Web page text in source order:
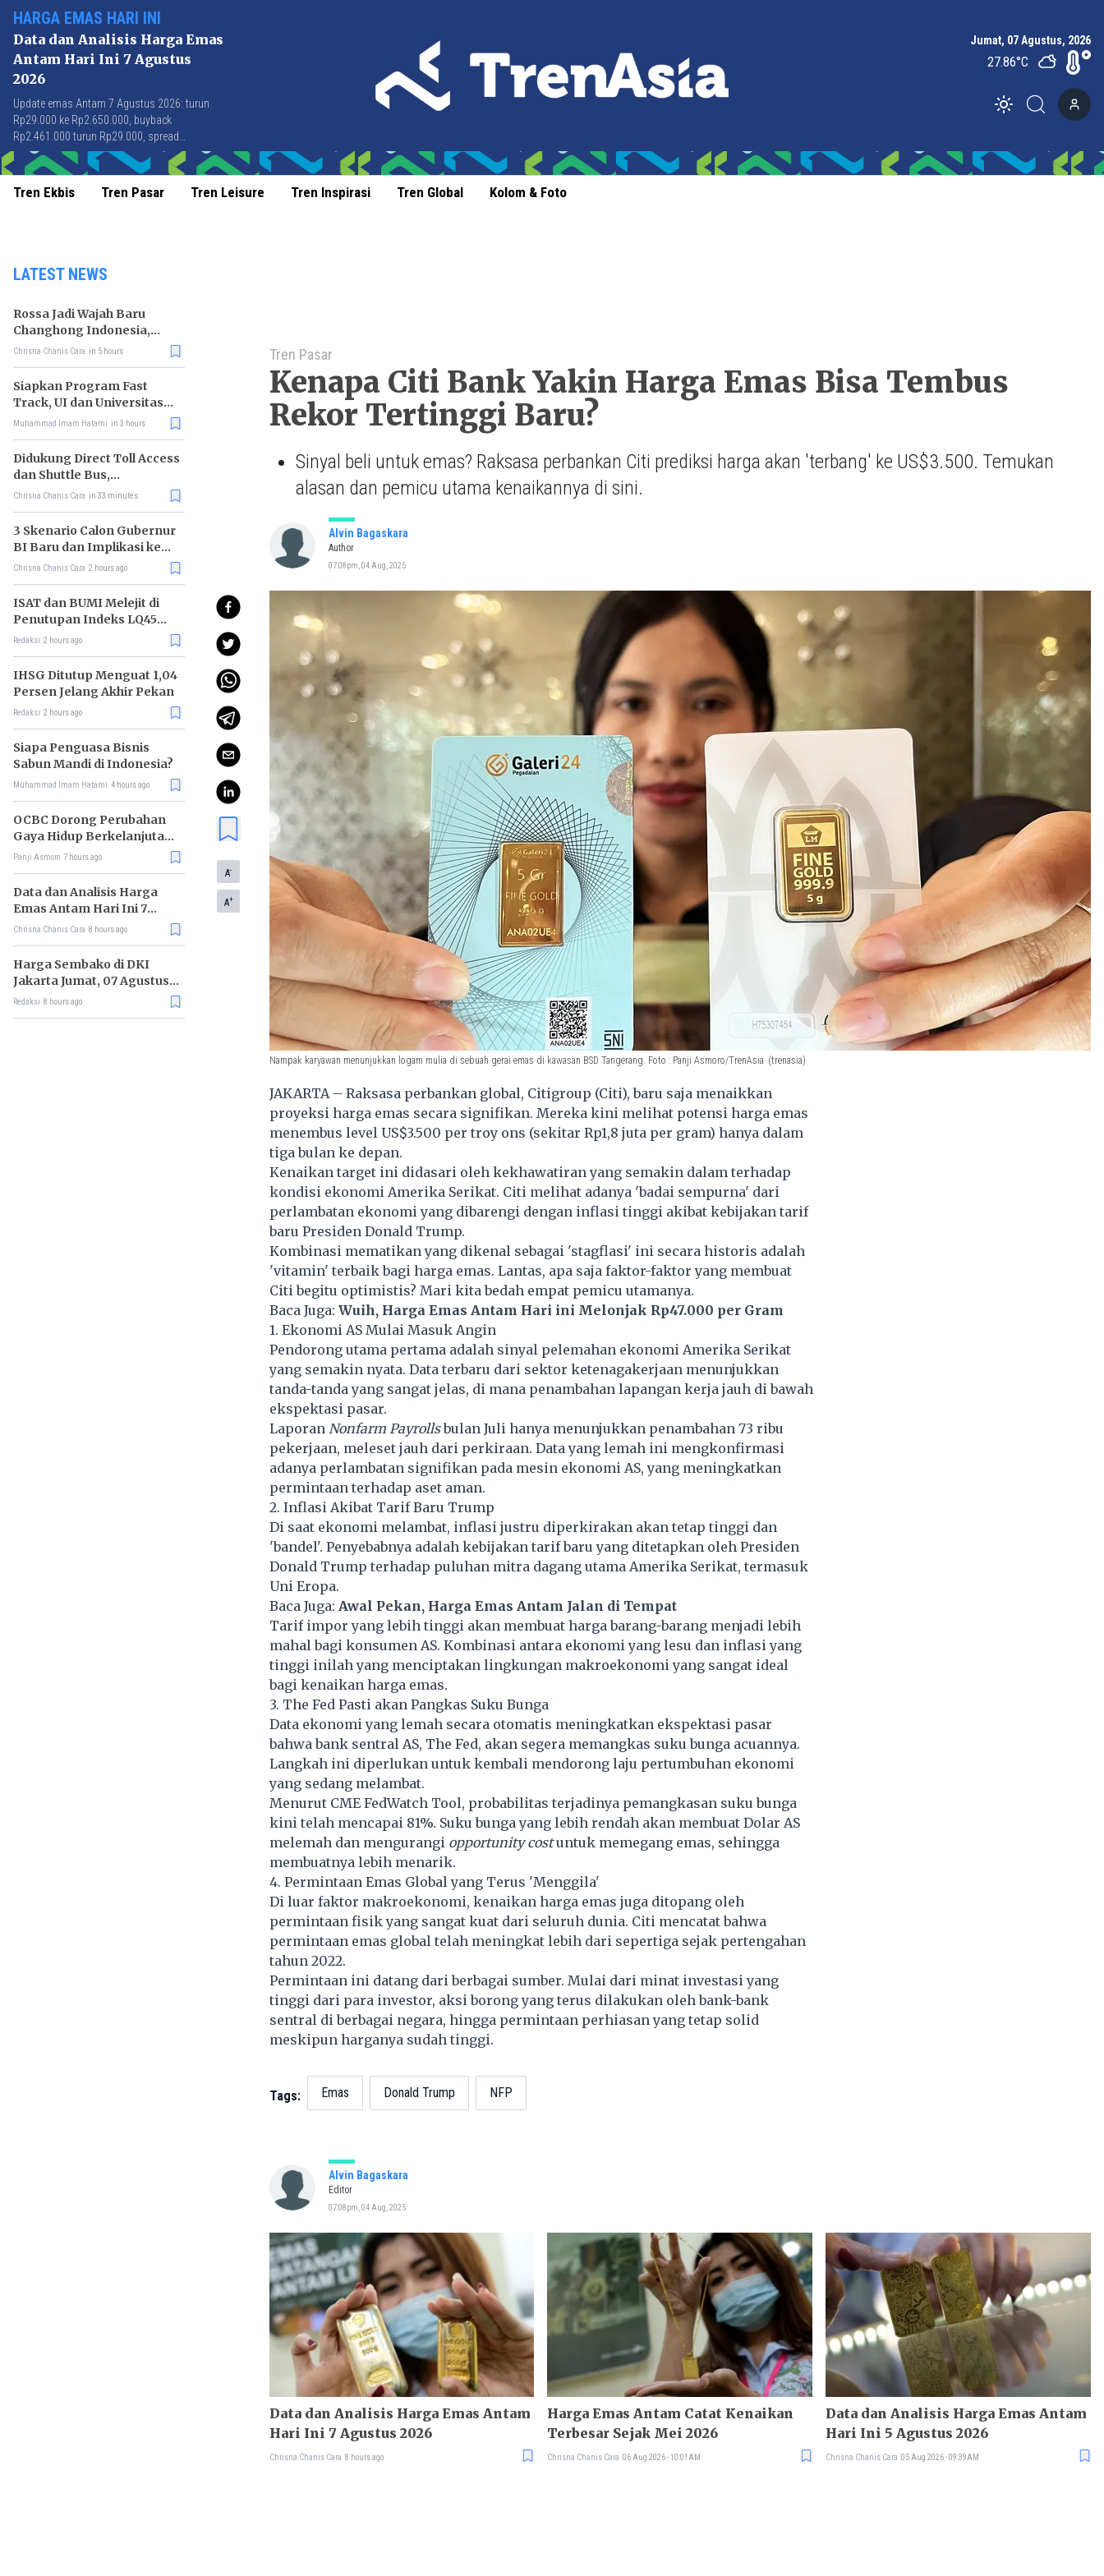
HARGA EMAS HARI INI
Data dan Analisis Harga Emas
Antam Hari Ini 7 Agustus
2026
Update emas Antam 7 Agustus 2026: turun
Rp29.000 ke Rp2.650.000, buyback
Rp2.461.000 turun Rp29.000, spread
Rp189.000 stabil di level terbaik sejak April
2026.
Jumat, 07 Agustus, 2026
27.86°C
Toggle theme
Tren Ekbis Tren Pasar Tren Leisure Tren Inspirasi Tren Global Kolom & Foto
LATEST NEWS
Rossa Jadi Wajah Baru
Changhong Indonesia,
Garansi Produk Kini
Chrisna Chanis Cara in 5 hours
Siapkan Program Fast
Track, UI dan Universitas
Agung Podomoro Jalin
Muhammad Imam Hatami in 3 hours
Didukung Direct Toll Access
dan Shuttle Bus,
Paramount Petals Kian
Chrisna Chanis Cara in 33 minutes
3 Skenario Calon Gubernur
BI Baru dan Implikasi ke
Pasar
Chrisna Chanis Cara 2 hours ago
ISAT dan BUMI Melejit di
Penutupan Indeks LQ45
Hari Ini
Redaksi 2 hours ago
IHSG Ditutup Menguat 1,04
Persen Jelang Akhir Pekan
Redaksi 2 hours ago
Siapa Penguasa Bisnis
Sabun Mandi di Indonesia?
Muhammad Imam Hatami 4 hours ago
OCBC Dorong Perubahan
Gaya Hidup Berkelanjutan
melalui Program RISE
Panji Asmoro 7 hours ago
Data dan Analisis Harga
Emas Antam Hari Ini 7
Agustus 2026
Chrisna Chanis Cara 8 hours ago
Harga Sembako di DKI
Jakarta Jumat, 07 Agustus
2026, Daging Sapi Naik, Gas
Redaksi 8 hours ago
A-
A+
Tren Pasar
Kenapa Citi Bank Yakin Harga Emas Bisa Tembus
Rekor Tertinggi Baru?
Sinyal beli untuk emas? Raksasa perbankan Citi prediksi harga akan 'terbang' ke US$3.500. Temukan
alasan dan pemicu utama kenaikannya di sini.
Alvin Bagaskara
Author
07:08pm, 04 Aug, 2025
Nampak karyawan menunjukkan logam mulia di sebuah gerai emas di kawasan BSD Tangerang. Foto : Panji Asmoro/TrenAsia (trenasia)
JAKARTA – Raksasa perbankan global, Citigroup (Citi), baru saja menaikkan
proyeksi harga emas secara signifikan. Mereka kini melihat potensi harga emas
menembus level US$3.500 per troy ons (sekitar Rp1,8 juta per gram) hanya dalam
tiga bulan ke depan.
Kenaikan target ini didasari oleh kekhawatiran yang semakin dalam terhadap
kondisi ekonomi Amerika Serikat. Citi melihat adanya 'badai sempurna' dari
perlambatan ekonomi yang dibarengi dengan inflasi tinggi akibat kebijakan tarif
baru Presiden Donald Trump.
Kombinasi mematikan yang dikenal sebagai 'stagflasi' ini secara historis adalah
'vitamin' terbaik bagi harga emas. Lantas, apa saja faktor-faktor yang membuat
Citi begitu optimistis? Mari kita bedah empat pemicu utamanya.
Baca Juga: Wuih, Harga Emas Antam Hari ini Melonjak Rp47.000 per Gram
1. Ekonomi AS Mulai Masuk Angin
Pendorong utama pertama adalah sinyal pelemahan ekonomi Amerika Serikat
yang semakin nyata. Data terbaru dari sektor ketenagakerjaan menunjukkan
tanda-tanda yang sangat jelas, di mana penambahan lapangan kerja jauh di bawah
ekspektasi pasar.
Laporan Nonfarm Payrollsbulan Juli hanya menunjukkan penambahan 73 ribu
pekerjaan, meleset jauh dari perkiraan. Data yang lemah ini mengkonfirmasi
adanya perlambatan signifikan pada mesin ekonomi AS, yang meningkatkan
permintaan terhadap aset aman.
2. Inflasi Akibat Tarif Baru Trump
Di saat ekonomi melambat, inflasi justru diperkirakan akan tetap tinggi dan
'bandel'. Penyebabnya adalah kebijakan tarif baru yang ditetapkan oleh Presiden
Donald Trump terhadap puluhan mitra dagang utama Amerika Serikat, termasuk
Uni Eropa.
Baca Juga: Awal Pekan, Harga Emas Antam Jalan di Tempat
Tarif impor yang lebih tinggi akan membuat harga barang-barang menjadi lebih
mahal bagi konsumen AS. Kombinasi antara ekonomi yang lesu dan inflasi yang
tinggi inilah yang menciptakan lingkungan makroekonomi yang sangat ideal
bagi kenaikan harga emas.
3. The Fed Pasti akan Pangkas Suku Bunga
Data ekonomi yang lemah secara otomatis meningkatkan ekspektasi pasar
bahwa bank sentral AS, The Fed, akan segera memangkas suku bunga acuannya.
Langkah ini diperlukan untuk kembali mendorong laju pertumbuhan ekonomi
yang sedang melambat.
Menurut CME FedWatch Tool, probabilitas terjadinya pemangkasan suku bunga
kini telah mencapai 81%. Suku bunga yang lebih rendah akan membuat Dolar AS
melemah dan mengurangi opportunity costuntuk memegang emas, sehingga
membuatnya lebih menarik.
4. Permintaan Emas Global yang Terus 'Menggila'
Di luar faktor makroekonomi, kenaikan harga emas juga ditopang oleh
permintaan fisik yang sangat kuat dari seluruh dunia. Citi mencatat bahwa
permintaan emas global telah meningkat lebih dari sepertiga sejak pertengahan
tahun 2022.
Permintaan ini datang dari berbagai sumber. Mulai dari minat investasi yang
tinggi dari para investor, aksi borong yang terus dilakukan oleh bank-bank
sentral di berbagai negara, hingga permintaan perhiasan yang tetap solid
meskipun harganya sudah tinggi.
Tags: Emas Donald Trump NFP
Alvin Bagaskara
Editor
07:08pm, 04 Aug, 2025
Data dan Analisis Harga Emas Antam
Hari Ini 7 Agustus 2026
Chrisna Chanis Cara 8 hours ago
Harga Emas Antam Catat Kenaikan
Terbesar Sejak Mei 2026
Chrisna Chanis Cara 06 Aug 2026 - 10:01AM
Data dan Analisis Harga Emas Antam
Hari Ini 5 Agustus 2026
Chrisna Chanis Cara 05 Aug 2026 - 09:39AM